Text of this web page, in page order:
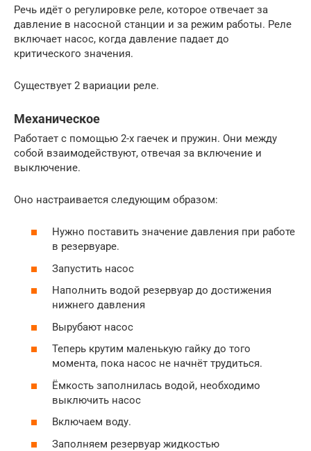
Речь идёт о регулировке реле, которое отвечает за
давление в насосной станции и за режим работы. Реле
включает насос, когда давление падает до
критического значения.
Существует 2 вариации реле.
Механическое
Работает с помощью 2-х гаечек и пружин. Они между
собой взаимодействуют, отвечая за включение и
выключение.
Оно настраивается следующим образом:
Нужно поставить значение давления при работе
в резервуаре.
Запустить насос
Наполнить водой резервуар до достижения
нижнего давления
Вырубают насос
Теперь крутим маленькую гайку до того
момента, пока насос не начнёт трудиться.
Ёмкость заполнилась водой, необходимо
выключить насос
Включаем воду.
Заполняем резервуар жидкостью